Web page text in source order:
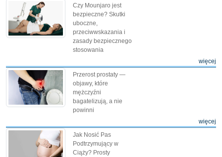
Czy Mounjaro jest
bezpieczne? Skutki
uboczne,
przeciwwskazania i
zasady bezpiecznego
stosowania
więcej
Przerost prostaty —
objawy, które
mężczyźni
bagatelizują, a nie
powinni
więcej
Jak Nosić Pas
Podtrzymujący w
Ciąży? Prosty